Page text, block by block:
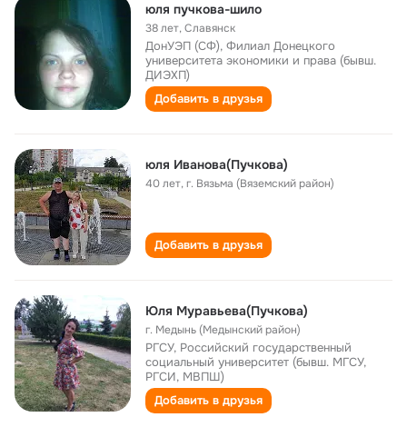
юля пучкова-шило
38 лет,Славянск
ДонУЭП (СФ), Филиал Донецкого
университета экономики и права (бывш.
ДИЭХП)
Добавить в друзья
юля Иванова(Пучкова)
40 лет,г. Вязьма (Вяземский район)
Добавить в друзья
Юля Муравьева(Пучкова)
г. Медынь (Медынский район)
РГСУ, Российский государственный
социальный университет (бывш. МГСУ,
РГСИ, МВПШ)
Добавить в друзья